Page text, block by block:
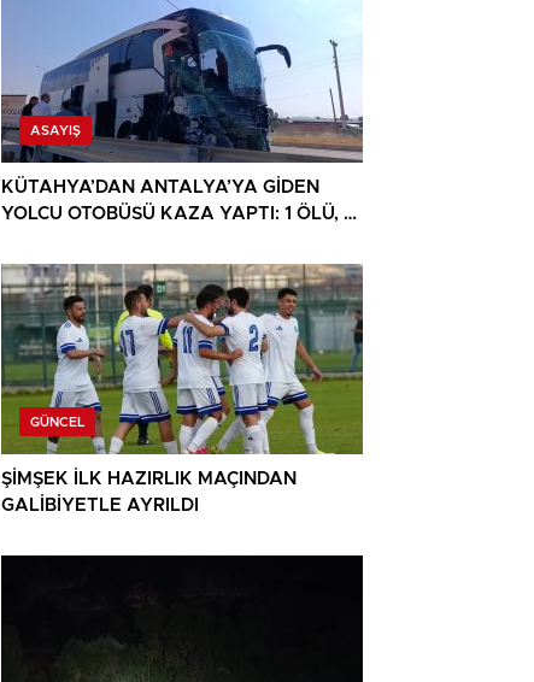
ASAYIŞ
KÜTAHYA’DAN ANTALYA’YA GİDEN
YOLCU OTOBÜSÜ KAZA YAPTI: 1 ÖLÜ, 15
GÜNCEL
ŞİMŞEK İLK HAZIRLIK MAÇINDAN
GALİBİYETLE AYRILDI